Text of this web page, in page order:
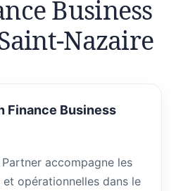
Business
Nazaire
Finance Business
Partner accompagne les
opérationnelles dans le